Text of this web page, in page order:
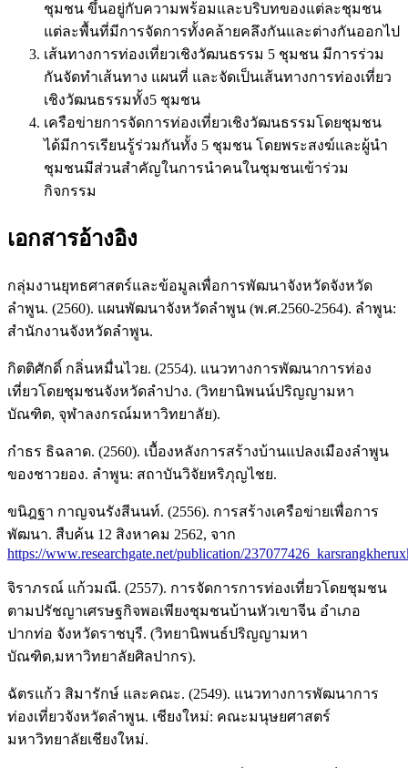
ชุมชน ขึ้นอยู่กับความพร้อมและบริบทของแต่ละชุมชน
แต่ละพื้นที่มีการจัดการทั้งคล้ายคลึงกันและต่างกันออกไป
เส้นทางการท่องเที่ยวเชิงวัฒนธรรม 5 ชุมชน มีการร่วม
กันจัดทำเส้นทาง แผนที่ และจัดเป็นเส้นทางการท่องเที่ยว
เชิงวัฒนธรรมทั้ง5 ชุมชน
เครือข่ายการจัดการท่องเที่ยวเชิงวัฒนธรรมโดยชุมชน
ได้มีการเรียนรู้ร่วมกันทั้ง 5 ชุมชน โดยพระสงฆ์และผู้นำ
ชุมชนมีส่วนสำคัญในการนำคนในชุมชนเข้าร่วม
กิจกรรม
เอกสารอ้างอิง
กลุ่มงานยุทธศาสตร์และข้อมูลเพื่อการพัฒนาจังหวัดจังหวัด
ลำพูน. (2560). แผนพัฒนาจังหวัดลำพูน (พ.ศ.2560-2564). ลำพูน:
สำนักงานจังหวัดลำพูน.
กิตติศักดิ์ กลิ่นหมื่นไวย. (2554). แนวทางการพัฒนาการท่อง
เที่ยวโดยชุมชนจังหวัดลำปาง. (วิทยานิพนน์ปริญญามหา
บัณฑิต, จุฬาลงกรณ์มหาวิทยาลัย).
กำธร ธิฉลาด. (2560). เบื้องหลังการสร้างบ้านแปลงเมืองลำพูน
ของชาวยอง. ลำพูน: สถาบันวิจัยหริภุญไชย.
ขนิฎฐา กาญจนรังสีนนท์. (2556). การสร้างเครือข่ายเพื่อการ
พัฒนา. สืบค้น 12 สิงหาคม 2562, จาก
https://www.researchgate.net/publication/
จิราภรณ์ แก้วมณี. (2557). การจัดการการท่องเที่ยวโดยชุมชน
ตามปรัชญาเศรษฐกิจพอเพียงชุมชนบ้านหัวเขาจีน อำเภอ
ปากท่อ จังหวัดราชบุรี. (วิทยานิพนธ์ปริญญามหา
บัณฑิต,มหาวิทยาลัยศิลปากร).
ฉัตรแก้ว สิมารักษ์ และคณะ. (2549). แนวทางการพัฒนาการ
ท่องเที่ยวจังหวัดลำพูน. เชียงใหม่: คณะมนุษยศาสตร์
มหาวิทยาลัยเชียงใหม่.